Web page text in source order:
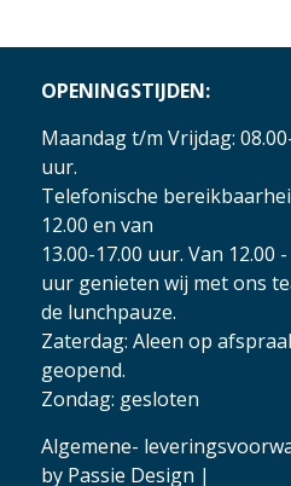
OPENINGSTIJDEN:
Maandag t/m Vrijdag:
uur.
Telefonische
12.00 en van
13.00-17.00 uur. Van 12.00 -
uur genieten wij met ons
de lunchpauze.
Zaterdag: Aleen op
geopend.
Zondag: gesloten
Algemene-
by Passie Design |